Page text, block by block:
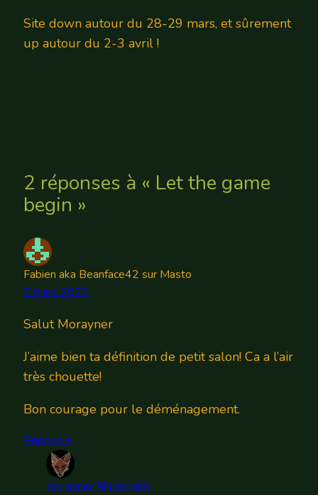
Site down autour du 28-29 mars, et sûrement
up autour du 2-3 avril !
2 réponses à « Let the game
begin »
Fabien aka Beanface42 sur Masto
5 mars 2025
Salut Morayner
J’aime bien ta définition de petit salon! Ca a l’air
très chouette!
Bon courage pour le déménagement.
Répondre
Morayner Blacksmith